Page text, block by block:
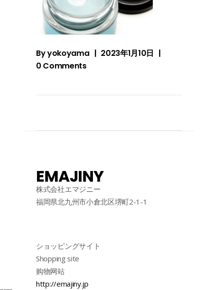
Byyokoyama
2023年1月10日
0 Comments
EMAJINY
株式会社エマジニー
福岡県北九州市小倉北区堺町2-1-1
ショッピングサイト
Shopping site
购物网站
http://emajiny.jp